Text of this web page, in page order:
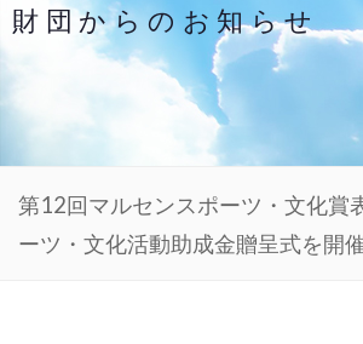
財団からのお知らせ
第12回マルセンスポーツ・文化賞
ーツ・文化活動助成金贈呈式を開